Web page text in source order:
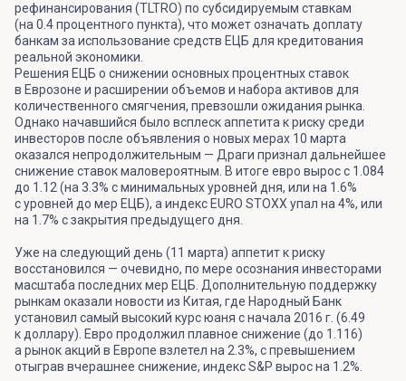
рефинансирования (TLTRO) по субсидируемым ставкам
(на 0.4 процентного пункта), что может означать доплату
банкам за использование средств ЕЦБ для кредитования
реальной экономики.
Решения ЕЦБ о снижении основных процентных ставок
в Еврозоне и расширении объемов и набора активов для
количественного смягчения, превзошли ожидания рынка.
Однако начавшийся было всплеск аппетита к риску среди
инвесторов после объявления о новых мерах 10 марта
оказался непродолжительным — Драги признал дальнейшее
снижение ставок маловероятным. В итоге евро вырос с 1.084
до 1.12 (на 3.3% с минимальных уровней дня, или на 1.6%
с уровней до мер ЕЦБ), а индекс EURO STOXX упал на 4%, или
на 1.7% с закрытия предыдущего дня.
Уже на следующий день (11 марта) аппетит к риску
восстановился — очевидно, по мере осознания инвесторами
масштаба последних мер ЕЦБ. Дополнительную поддержку
рынкам оказали новости из Китая, где Народный Банк
установил самый высокий курс юаня с начала 2016 г. (6.49
к доллару). Евро продолжил плавное снижение (до 1.116)
а рынок акций в Европе взлетел на 2.3%, с превышением
отыграв вчерашнее снижение, индекс S&P вырос на 1.2%.